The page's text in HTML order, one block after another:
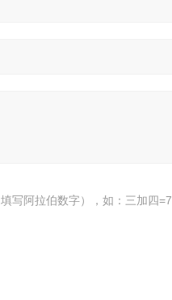
写阿拉伯数字），如：三加四=7